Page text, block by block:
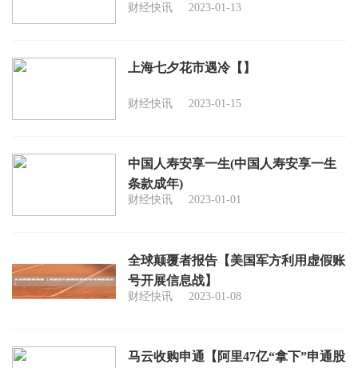
财经快讯 2023-01-13
上海七夕花市遇冷【】
财经快讯 2023-01-15
中国人寿安享一生(中国人寿安享一生
条款成年)
财经快讯 2023-01-01
全球颠覆者报告【美国军方利用虚假账
号开展信息战】
财经快讯 2023-01-08
马云收购申通【阿里47亿“拿下”申通股